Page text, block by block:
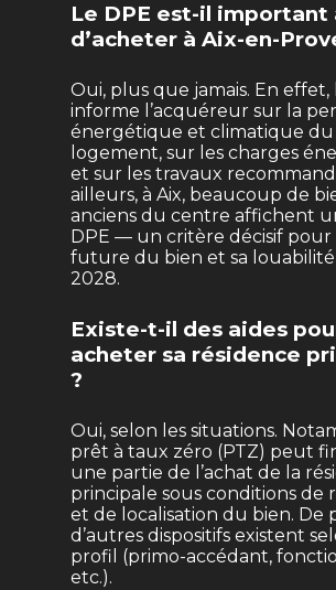
Le DPE est-il important
d’acheter à Aix-en-
Oui, plus que jamais. En effet,
informe l’acquéreur sur la
énergétique et climatique du
logement, sur les charges
et sur les travaux
ailleurs, à Aix, beaucoup de
anciens du centre affichent
DPE — un critère décisif
future du bien et sa louabilité
2028.
Existe-t-il des aides
acheter sa résidence
?
Oui, selon les situations.
prêt à taux zéro (PTZ) peut
une partie de l’achat de la
principale sous conditions de
et de localisation du bien. De
d’autres dispositifs existent
profil (primo-accédant,
etc.).